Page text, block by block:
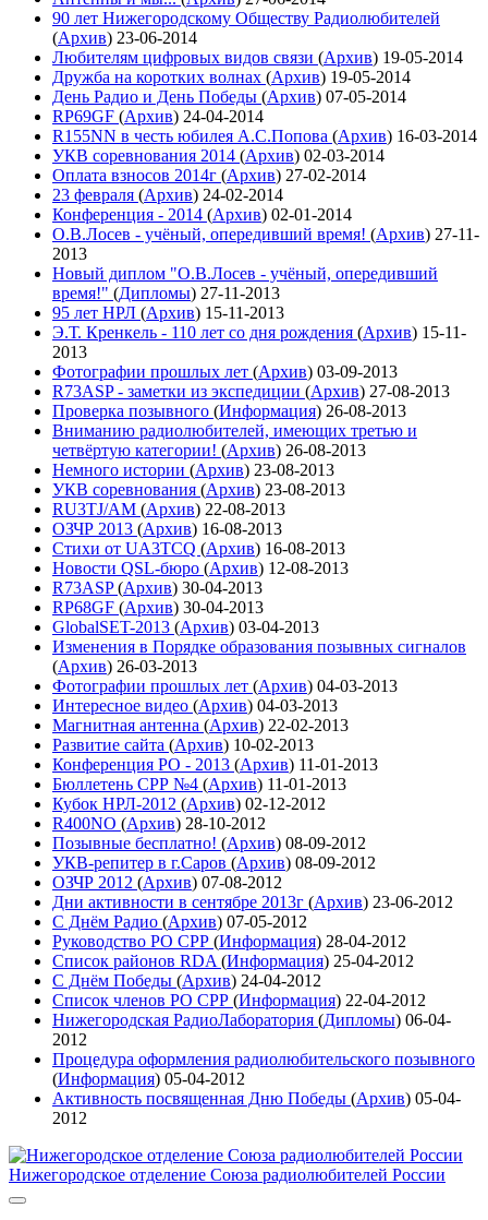
90 лет Нижегородскому Обществу Радиолюбителей
(Архив) 23-06-2014
Любителям цифровых видов связи (Архив) 19-05-2014
Дружба на коротких волнах (Архив) 19-05-2014
День Радио и День Победы (Архив) 07-05-2014
RP69GF (Архив) 24-04-2014
R155NN в честь юбилея А.С.Попова (Архив) 16-03-2014
УКВ соревнования 2014 (Архив) 02-03-2014
Оплата взносов 2014г (Архив) 27-02-2014
23 февраля (Архив) 24-02-2014
Конференция - 2014 (Архив) 02-01-2014
О.В.Лосев - учёный, опередивший время! (Архив) 27-11-
2013
Новый диплом "О.В.Лосев - учёный, опередивший
время!" (Дипломы) 27-11-2013
95 лет НРЛ (Архив) 15-11-2013
Э.Т. Кренкель - 110 лет со дня рождения (Архив) 15-11-
2013
Фотографии прошлых лет (Архив) 03-09-2013
R73ASP - заметки из экспедиции (Архив) 27-08-2013
Проверка позывного (Информация) 26-08-2013
Вниманию радиолюбителей, имеющих третью и
четвёртую категории! (Архив) 26-08-2013
Немного истории (Архив) 23-08-2013
УКВ соревнования (Архив) 23-08-2013
RU3TJ/AM (Архив) 22-08-2013
ОЗЧР 2013 (Архив) 16-08-2013
Стихи от UA3TCQ (Архив) 16-08-2013
Новости QSL-бюро (Архив) 12-08-2013
R73ASP(Архив) 30-04-2013
RP68GF (Архив) 30-04-2013
GlobalSET-2013 (Архив) 03-04-2013
Изменения в Порядке образования позывных сигналов
(Архив) 26-03-2013
Фотографии прошлых лет (Архив) 04-03-2013
Интересное видео (Архив) 04-03-2013
Магнитная антенна (Архив) 22-02-2013
Развитие сайта (Архив) 10-02-2013
Конференция РО - 2013 (Архив) 11-01-2013
Бюллетень СРР №4 (Архив) 11-01-2013
Кубок НРЛ-2012 (Архив) 02-12-2012
R400NO (Архив) 28-10-2012
Позывные бесплатно! (Архив) 08-09-2012
УКВ-репитер в г.Саров (Архив) 08-09-2012
ОЗЧР 2012 (Архив) 07-08-2012
Дни активности в сентябре 2013г (Архив) 23-06-2012
С Днём Радио (Архив) 07-05-2012
Руководство РО СРР (Информация) 28-04-2012
Список районов RDA (Информация) 25-04-2012
С Днём Победы (Архив) 24-04-2012
Список членов РО СРР (Информация) 22-04-2012
Нижегородская РадиоЛаборатория (Дипломы) 06-04-
2012
Процедура оформления радиолюбительского позывного
(Информация) 05-04-2012
Активность посвященная Дню Победы (Архив) 05-04-
2012
Нижегородское отделение Союза радиолюбителей России